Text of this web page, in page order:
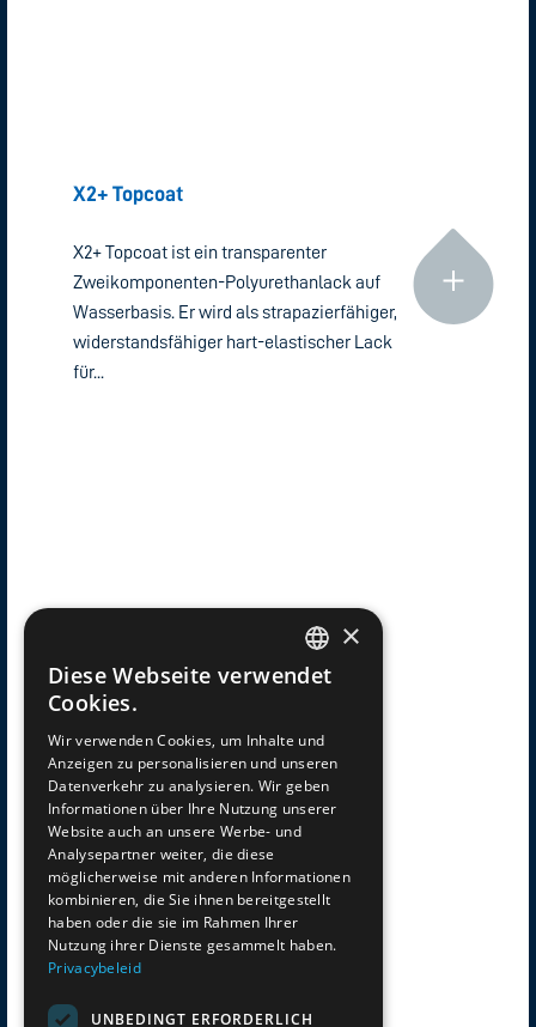
X2+ Topcoat
X2+ Topcoat ist ein transparenter
Zweikomponenten-Polyurethanlack auf
Wasserbasis. Er wird als strapazierfähiger,
widerstandsfähiger hart-elastischer Lack
für...
DUTCH
GERMAN
×
Diese Webseite verwendet
Cookies.
Wir verwenden Cookies, um Inhalte und
Anzeigen zu personalisieren und unseren
Datenverkehr zu analysieren. Wir geben
Informationen über Ihre Nutzung unserer
Website auch an unsere Werbe- und
Analysepartner weiter, die diese
möglicherweise mit anderen Informationen
kombinieren, die Sie ihnen bereitgestellt
haben oder die sie im Rahmen Ihrer
Nutzung ihrer Dienste gesammelt haben.
Privacybeleid
UNBEDINGT ERFORDERLICH